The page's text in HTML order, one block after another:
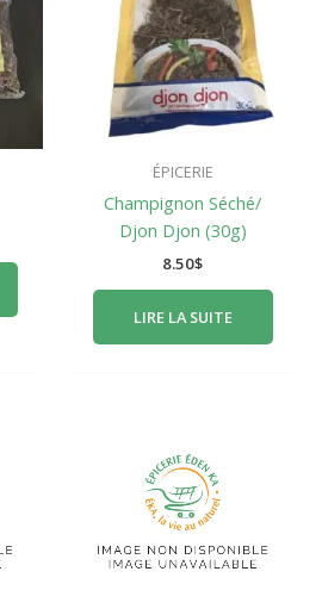
ÉPICERIE
Champignon Séché/
Djon Djon (30g)
8.50$
LIRE LA SUITE